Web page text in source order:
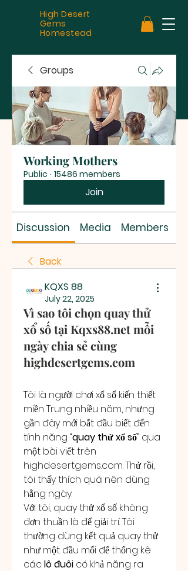
High Desert
Gems
Homestead
Groups
Working Mothers
Public · 15486 members
Join
Discussion Media Members
Back
KQXS 88
July 22, 2025
Vì sao tôi chọn quay thử
xổ số tại Kqxs88.net mỗi
ngày chia sẻ cùng
highdesertgems.com
Tôi là người chơi xổ số kiến thiết
miền Trung nhiều năm, nhưng
gần đây mới bắt đầu biết đến
tính năng “quay thử xổ số” qua
highdesertgems.com. Thử rồi,
tôi thấy thích quá nên dùng
hằng ngày.
Với tôi, quay thử xổ số không
đơn thuần là để giải trí. Tôi
thường dùng kết quả quay thử
như một đầu mối để thống kê
các lô đuôi có khả năng ra